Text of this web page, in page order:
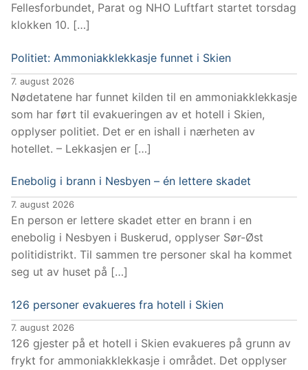
Fellesforbundet, Parat og NHO Luftfart startet torsdag
klokken 10. […]
Politiet: Ammoniakklekkasje funnet i Skien
7. august 2026
Nødetatene har funnet kilden til en ammoniakklekkasje
som har ført til evakueringen av et hotell i Skien,
opplyser politiet. Det er en ishall i nærheten av
hotellet. – Lekkasjen er […]
Enebolig i brann i Nesbyen – én lettere skadet
7. august 2026
En person er lettere skadet etter en brann i en
enebolig i Nesbyen i Buskerud, opplyser Sør-Øst
politidistrikt. Til sammen tre personer skal ha kommet
seg ut av huset på […]
126 personer evakueres fra hotell i Skien
7. august 2026
126 gjester på et hotell i Skien evakueres på grunn av
frykt for ammoniakklekkasje i området. Det opplyser